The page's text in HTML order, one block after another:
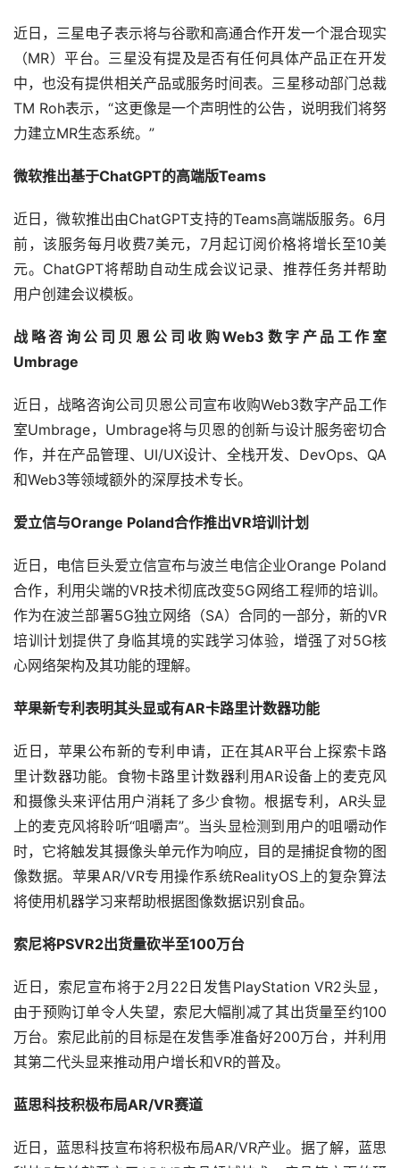
近日，三星电子表示将与谷歌和高通合作开发一个混合现实
（MR）平台。三星没有提及是否有任何具体产品正在开发
中，也没有提供相关产品或服务时间表。三星移动部门总裁
TM Roh表示，“这更像是一个声明性的公告，说明我们将努
力建立MR生态系统。”
微软推出基于ChatGPT的高端版Teams
近日，微软推出由ChatGPT支持的Teams高端版服务。6月
前，该服务每月收费7美元，7月起订阅价格将增长至10美
元。ChatGPT将帮助自动生成会议记录、推荐任务并帮助
用户创建会议模板。
战略咨询公司贝恩公司收购Web3数字产品工作室
Umbrage
近日，战略咨询公司贝恩公司宣布收购Web3数字产品工作
室Umbrage，Umbrage将与贝恩的创新与设计服务密切合
作，并在产品管理、UI/UX设计、全栈开发、DevOps、QA
和Web3等领域额外的深厚技术专长。
爱立信与Orange Poland合作推出VR培训计划
近日，电信巨头爱立信宣布与波兰电信企业Orange Poland
合作，利用尖端的VR技术彻底改变5G网络工程师的培训。
作为在波兰部署5G独立网络（SA）合同的一部分，新的VR
培训计划提供了身临其境的实践学习体验，增强了对5G核
心网络架构及其功能的理解。
苹果新专利表明其头显或有AR卡路里计数器功能
近日，苹果公布新的专利申请，正在其AR平台上探索卡路
里计数器功能。食物卡路里计数器利用AR设备上的麦克风
和摄像头来评估用户消耗了多少食物。根据专利，AR头显
上的麦克风将聆听“咀嚼声”。当头显检测到用户的咀嚼动作
时，它将触发其摄像头单元作为响应，目的是捕捉食物的图
像数据。苹果AR/VR专用操作系统RealityOS上的复杂算法
将使用机器学习来帮助根据图像数据识别食品。​
索尼将PSVR2出货量砍半至100万台
近日，索尼宣布将于2月22日发售PlayStation VR2头显，
由于预购订单令人失望，索尼大幅削减了其出货量至约100
万台。索尼此前的目标是在发售季准备好200万台，并利用
其第二代头显来推动用户增长和VR的普及。
蓝思科技积极布局AR/VR赛道
近日，蓝思科技宣布将积极布局AR/VR产业。据了解，蓝思